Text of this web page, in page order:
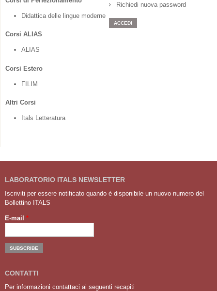
Didattica delle lingue moderne
Corsi ALIAS
ALIAS
Corsi Estero
FILIM
Altri Corsi
Itals Letteratura
Richiedi nuova password
LABORATORIO ITALS NEWSLETTER
Iscriviti per essere notificato quando é disponibile un nuovo numero del
Bollettino ITALS
E-mail *
CONTATTI
Per informazioni contattaci ai seguenti recapiti